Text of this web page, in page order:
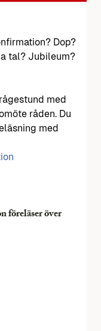
Dop?
tal? Jubileum?
med
råden. Du
med
föreläser över